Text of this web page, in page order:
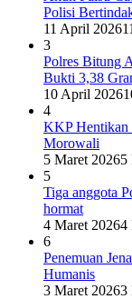
Polisi
11 April 2026
3
Polres Bitung
Bukti 3,38
10 April 2026
4
KKP Hentikan
Morowali
5 Maret 20265
5
Tiga anggota
hormat
4 Maret 20264
6
Penemuan
Humanis
3 Maret 20263